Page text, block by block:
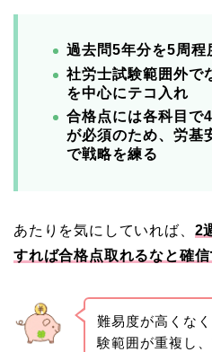
過去問5年分を5周程
社労士試験範囲外で
を中心にテコ入れ
合格点には各科目で
が必須のため、労基
で戦略を練る
あたりを気にしていれば、 2
すれば合格点取れるなと確信
難易度が高くな
験範囲が重複し